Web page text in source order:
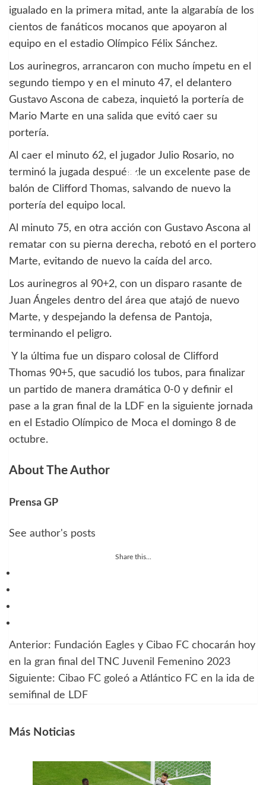
igualado en la primera mitad, ante la algarabía de los
cientos de fanáticos mocanos que apoyaron al
equipo en el estadio Olímpico Félix Sánchez.
Los aurinegros, arrancaron con mucho ímpetu en el
segundo tiempo y en el minuto 47, el delantero
Gustavo Ascona de cabeza, inquietó la portería de
Mario Marte en una salida que evitó caer su
portería.
Al caer el minuto 62, el jugador Julio Rosario, no
terminó la jugada después de un excelente pase de
balón de Clifford Thomas, salvando de nuevo la
portería del equipo local.
Al minuto 75, en otra acción con Gustavo Ascona al
rematar con su pierna derecha, rebotó en el portero
Marte, evitando de nuevo la caída del arco.
Los aurinegros al 90+2, con un disparo rasante de
Juan Ángeles dentro del área que atajó de nuevo
Marte, y despejando la defensa de Pantoja,
terminando el peligro.
Y la última fue un disparo colosal de Clifford
Thomas 90+5, que sacudió los tubos, para finalizar
un partido de manera dramática 0-0 y definir el
pase a la gran final de la LDF en la siguiente jornada
en el Estadio Olímpico de Moca el domingo 8 de
octubre.
About The Author
Prensa GP
See author's posts
Share this...
Navegación
de
entradas
Anterior: Fundación Eagles y Cibao FC chocarán hoy
en la gran final del TNC Juvenil Femenino 2023
Siguiente: Cibao FC goleó a Atlántico FC en la ida de
semifinal de LDF
Más Noticias